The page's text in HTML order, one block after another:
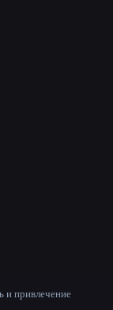
и привлечение